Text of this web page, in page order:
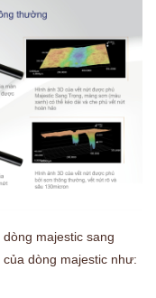
majestic sang
dòng majestic như: